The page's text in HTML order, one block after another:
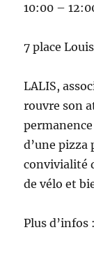
10:00 –
7 place
LALIS,
rouvre son
d’une
convivialité
de vélo et
Plus d’infos